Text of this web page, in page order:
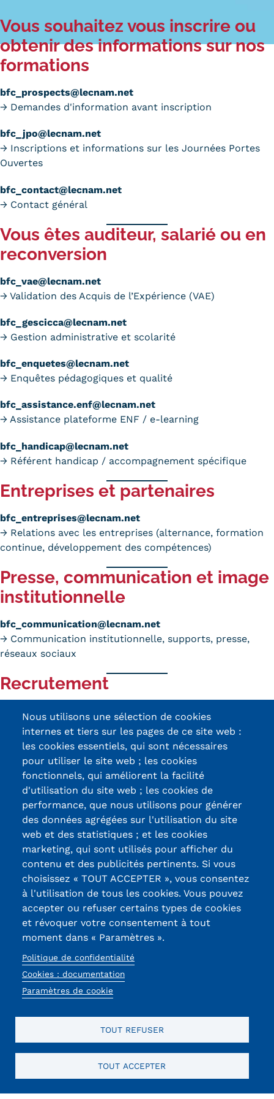
BFC
Nos centres administratifs
Quoi de neuf au Cnam BFC?
Actualités
Agenda
Contact
Formulaire de contact
Trouver votre formation
OFFRE EN BFC
OFFRE NATIONALE
Catalogue national
Équivalences, passerelles et
suites de parcours
Modalités d'enseignement
Formation en présentiel
Alternance
Enseignement à distance
Validation des Acquis de
l'Expérience (VAE)
Validation des études
supérieures (VES)
Validation des acquis
professionnels et personnels
(VAPP)
Infos pratiques
Discrimination/égalité/mixité
Handi'Cnam
Témoignages
Statistiques
FAQ
Lexique
Téléchargements
Qualiopi
Le Cnam ICSV
Mobilité internationale et
Erasmus
Modalités d'inscription
Vous souhaitez vous inscrire ou
obtenir des informations sur nos
formations
bfc_prospects@lecnam.net
→ Demandes d'information avant inscription
bfc_jpo@lecnam.net
→ Inscriptions et informations sur les Journées Portes
Ouvertes
bfc_contact@lecnam.net
→ Contact général
Vous êtes auditeur, salarié ou en
reconversion
bfc_vae@lecnam.net
→ Validation des Acquis de l’Expérience (VAE)
bfc_gescicca@lecnam.net
→ Gestion administrative et scolarité
bfc_enquetes@lecnam.net
→ Enquêtes pédagogiques et qualité
bfc_assistance.enf@lecnam.net
→ Assistance plateforme ENF / e-learning
bfc_handicap@lecnam.net
→ Référent handicap / accompagnement spécifique
Entreprises et partenaires
bfc_entreprises@lecnam.net
→ Relations avec les entreprises (alternance, formation
continue, développement des compétences)
Presse, communication et image
institutionnelle
bfc_communication@lecnam.net
→ Communication institutionnelle, supports, presse,
réseaux sociaux
Recrutement
bfc_recrutement@lecnam.net
→ Recrutement interne et candidatures spontanées
13, Rue Ernest
Thierry-Mieg
90010 BELFORT
Cedex
03 84 58 33 10
Réseaux
sociaux
Certifications /
Labels qualité
Menu
Nous utilisons une sélection de cookies
internes et tiers sur les pages de ce site web :
les cookies essentiels, qui sont nécessaires
pour utiliser le site web ; les cookies
fonctionnels, qui améliorent la facilité
d'utilisation du site web ; les cookies de
performance, que nous utilisons pour générer
des données agrégées sur l'utilisation du site
web et des statistiques ; et les cookies
marketing, qui sont utilisés pour afficher du
contenu et des publicités pertinents. Si vous
choisissez « TOUT ACCEPTER », vous consentez
à l'utilisation de tous les cookies. Vous pouvez
accepter ou refuser certains types de cookies
et révoquer votre consentement à tout
moment dans « Paramètres ».
Politique de confidentialité
Cookies : documentation
Paramètres de cookie
TOUT REFUSER
TOUT ACCEPTER